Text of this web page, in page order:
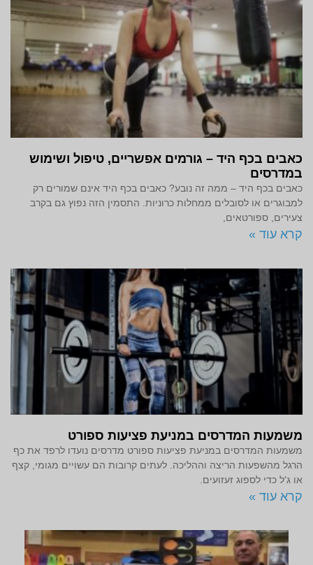
כאבים בכף היד – גורמים אפשריים, טיפול ושימוש
במדרסים
כאבים בכף היד – ממה זה נובע? כאבים בכף היד אינם שמורים רק
למבוגרים או לסובלים ממחלות כרוניות. התסמין הזה נפוץ גם בקרב
צעירים, ספורטאים,
קרא עוד »
משמעות המדרסים במניעת פציעות ספורט
משמעות המדרסים במניעת פציעות ספורט מדרסים נועדו לרפד את כף
הרגל מהשפעות הריצה וההליכה. לעתים קרובות הם עשויים מגומי, קצף
או ג'ל כדי לספוג זעזועים.
קרא עוד »